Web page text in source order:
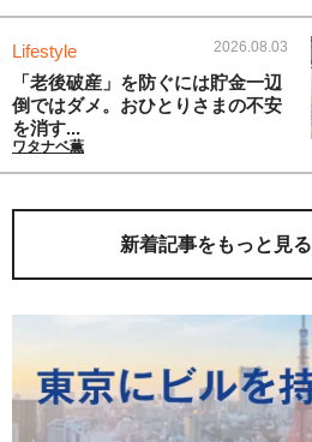
Lifestyle 2026.08.03
「老後破産」を防ぐには貯金一辺
倒ではダメ。おひとりさまの不安
を消す...
ワタナベ薫
新着記事をもっと見る